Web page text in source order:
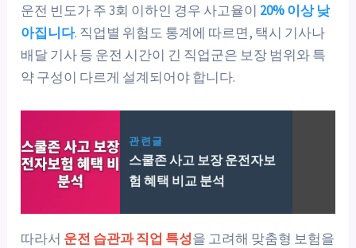
운전 빈도가 주 3회 이하인 경우 사고율이 20% 이상 낮
아집니다. 직업별 위험도 통계에 따르면, 택시 기사나
배달 기사 등 운전 시간이 긴 직업군은 보장 범위와 특
약 구성이 다르게 설계되어야 합니다.
관련글
스쿨존 사고 보장 운전자보
험 혜택 비교 분석
따라서 운전 습관과 직업 특성을 고려해 맞춤형 보험을